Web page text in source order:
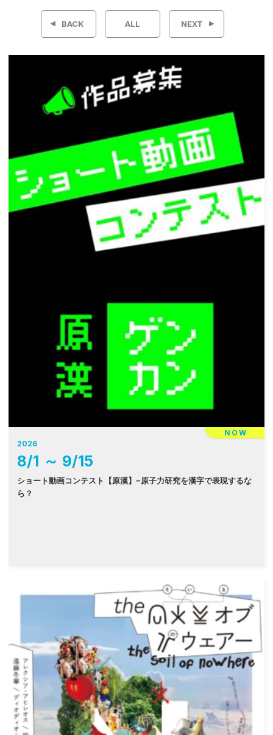
ョ
ン
BACK ALL NEXT
NOW
2026
8/1 ～ 9/15
ショート動画コンテスト【原漢】−原子力研究を漢字で表現するな
ら？